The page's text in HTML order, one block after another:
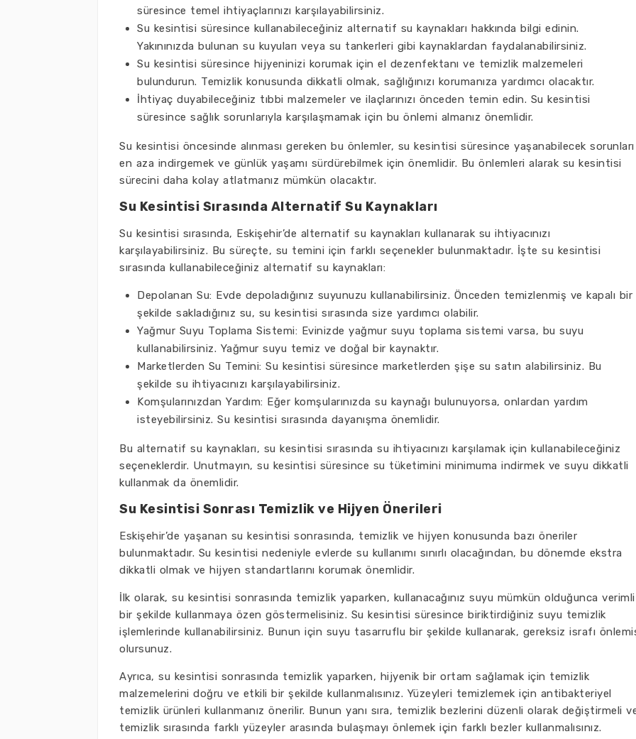
süresince temel ihtiyaçlarınızı karşılayabilirsiniz.
Su kesintisi süresince kullanabileceğiniz alternatif su kaynakları hakkında bilgi edinin.
Yakınınızda bulunan su kuyuları veya su tankerleri gibi kaynaklardan faydalanabilirsiniz.
Su kesintisi süresince hijyeninizi korumak için el dezenfektanı ve temizlik malzemeleri
bulundurun. Temizlik konusunda dikkatli olmak, sağlığınızı korumanıza yardımcı olacaktır.
İhtiyaç duyabileceğiniz tıbbi malzemeler ve ilaçlarınızı önceden temin edin. Su kesintisi
süresince sağlık sorunlarıyla karşılaşmamak için bu önlemi almanız önemlidir.
Su kesintisi öncesinde alınması gereken bu önlemler, su kesintisi süresince yaşanabilecek sorunları
en aza indirgemek ve günlük yaşamı sürdürebilmek için önemlidir. Bu önlemleri alarak su kesintisi
sürecini daha kolay atlatmanız mümkün olacaktır.
Su Kesintisi Sırasında Alternatif Su Kaynakları
Su kesintisi sırasında, Eskişehir’de alternatif su kaynakları kullanarak su ihtiyacınızı
karşılayabilirsiniz. Bu süreçte, su temini için farklı seçenekler bulunmaktadır. İşte su kesintisi
sırasında kullanabileceğiniz alternatif su kaynakları:
Depolanan Su: Evde depoladığınız suyunuzu kullanabilirsiniz. Önceden temizlenmiş ve kapalı bir
şekilde sakladığınız su, su kesintisi sırasında size yardımcı olabilir.
Yağmur Suyu Toplama Sistemi: Evinizde yağmur suyu toplama sistemi varsa, bu suyu
kullanabilirsiniz. Yağmur suyu temiz ve doğal bir kaynaktır.
Marketlerden Su Temini: Su kesintisi süresince marketlerden şişe su satın alabilirsiniz. Bu
şekilde su ihtiyacınızı karşılayabilirsiniz.
Komşularınızdan Yardım: Eğer komşularınızda su kaynağı bulunuyorsa, onlardan yardım
isteyebilirsiniz. Su kesintisi sırasında dayanışma önemlidir.
Bu alternatif su kaynakları, su kesintisi sırasında su ihtiyacınızı karşılamak için kullanabileceğiniz
seçeneklerdir. Unutmayın, su kesintisi süresince su tüketimini minimuma indirmek ve suyu dikkatli
kullanmak da önemlidir.
Su Kesintisi Sonrası Temizlik ve Hijyen Önerileri
Eskişehir’de yaşanan su kesintisi sonrasında, temizlik ve hijyen konusunda bazı öneriler
bulunmaktadır. Su kesintisi nedeniyle evlerde su kullanımı sınırlı olacağından, bu dönemde ekstra
dikkatli olmak ve hijyen standartlarını korumak önemlidir.
İlk olarak, su kesintisi sonrasında temizlik yaparken, kullanacağınız suyu mümkün olduğunca verimli
bir şekilde kullanmaya özen göstermelisiniz. Su kesintisi süresince biriktirdiğiniz suyu temizlik
işlemlerinde kullanabilirsiniz. Bunun için suyu tasarruflu bir şekilde kullanarak, gereksiz israfı
olursunuz.
Ayrıca, su kesintisi sonrasında temizlik yaparken, hijyenik bir ortam sağlamak için temizlik
malzemelerini doğru ve etkili bir şekilde kullanmalısınız. Yüzeyleri temizlemek için antibakteriyel
temizlik ürünleri kullanmanız önerilir. Bunun yanı sıra, temizlik bezlerini düzenli olarak değiştirmeli
temizlik sırasında farklı yüzeyler arasında bulaşmayı önlemek için farklı bezler kullanmalısınız.